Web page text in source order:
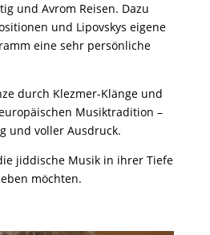
und Avrom Reisen. Dazu
und Lipovskys eigene
eine sehr persönliche
durch Klezmer-Klänge und
Musiktradition –
und voller Ausdruck.
jiddische Musik in ihrer Tiefe
möchten.